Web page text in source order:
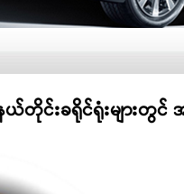
ယ်တိုင်းခရိုင်ရုံးများ